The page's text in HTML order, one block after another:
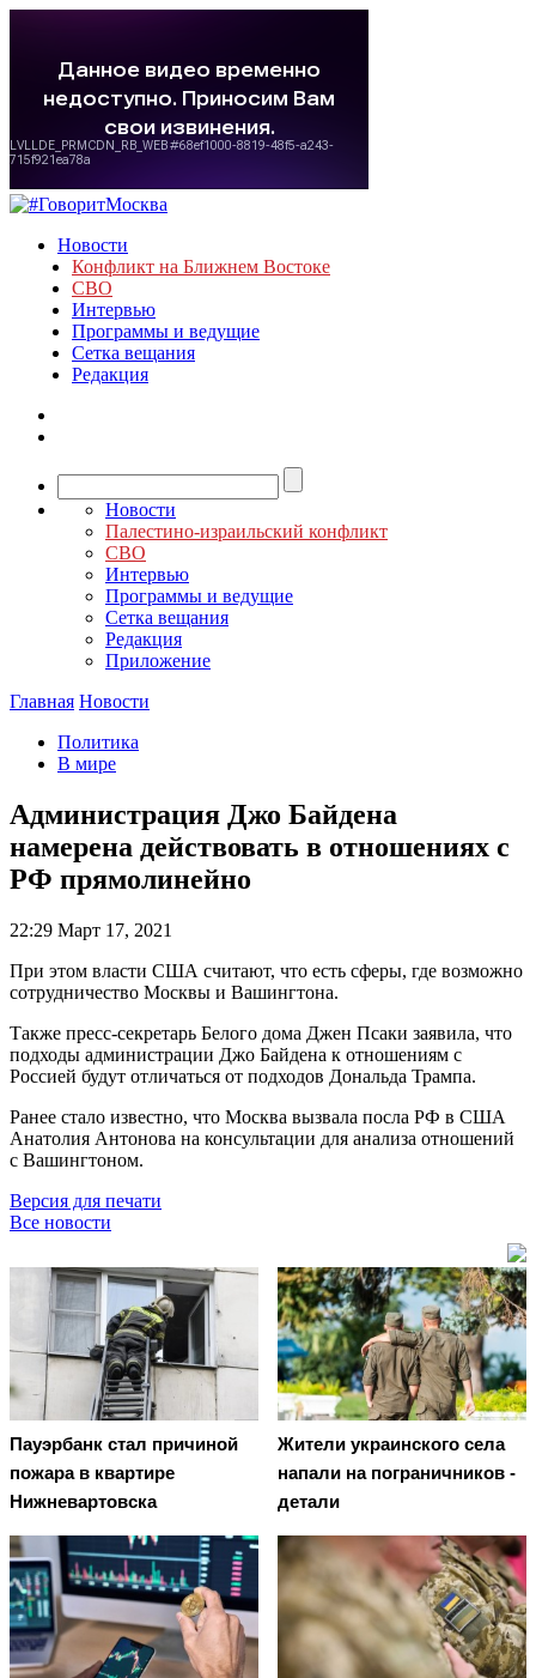
Новости
Конфликт на Ближнем Востоке
СВО
Интервью
Программы и ведущие
Сетка вещания
Редакция
Новости
Палестино-израильский конфликт
СВО
Интервью
Программы и ведущие
Сетка вещания
Редакция
Приложение
Главная Новости
Политика
В мире
Администрация Джо Байдена
намерена действовать в отношениях с
РФ прямолинейно
22:29 Март 17, 2021
При этом власти США считают, что есть сферы, где возможно
сотрудничество Москвы и Вашингтона.
Также пресс-секретарь Белого дома Джен Псаки заявила, что
подходы администрации Джо Байдена к отношениям с
Россией будут отличаться от подходов Дональда Трампа.
Ранее стало известно, что Москва вызвала посла РФ в США
Анатолия Антонова на консультации для анализа отношений
с Вашингтоном.
Версия для печати
Все новости
Пауэрбанк стал причиной
пожара в квартире
Нижневартовска
Жители украинского села
напали на пограничников -
детали